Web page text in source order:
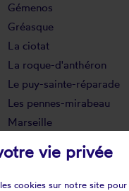
Gémenos
Gréasque
La ciotat
La roque-d'anthéron
Le puy-sainte-réparade
Les pennes-mirabeau
Marseille
Mollégès
Paradou
vie privée
cookies sur notre site